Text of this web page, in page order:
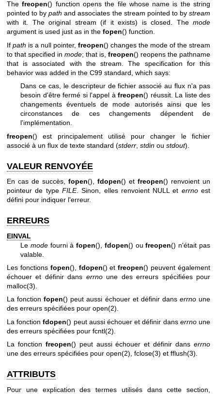
Thefreopen() function opens the file whose name is the string
pointed to bypath and associates the stream pointed to bystream
with it. The original stream (if it exists) is closed. The mode
argument is used just as in the fopen() function.
If path is a null pointer, freopen() changes the mode of the stream
to that specified in mode; that is, freopen() reopens the pathname
that is associated with the stream. The specification for this
behavior was added in the C99 standard, which says:
Dans ce cas, le descripteur de fichier associé au flux n'a pas
besoin d'être fermé si l'appel à freopen() réussit. La liste des
changements éventuels de mode autorisés ainsi que les
circonstances de ces changements dépendent de
l'implémentation.
freopen() est principalement utilisé pour changer le fichier
associé à un flux de texte standard (stderr stdin ou stdout).
VALEUR RENVOYÉE
En cas de succès, fopen(), fdopen() et freopen() renvoient un
pointeur de type FILE. Sinon, elles renvoient NULL et errnoest
défini pour indiquer l'erreur.
ERREURS
EINVAL
Le modefourni àfopen(), fdopen() oufreopen() n'était pas
valable.
Les fonctions fopen(), fdopen() etfreopen() peuvent également
échouer et définir dans errnoune des erreurs spécifiées pour
malloc(3)
La fonctionfopen() peut aussi échouer et définir dans errnoune
des erreurs spécifiées pour open(2).
La fonctionfdopen() peut aussi échouer et définir dans errnoune
des erreurs spécifiées pour fcntl(2)
La fonction freopen() peut aussi échouer et définir danserrno
une des erreurs spécifiées pour open(2) fclose(3) et fflush(3)
ATTRIBUTS
Pour une explication des termes utilisés dans cette section,